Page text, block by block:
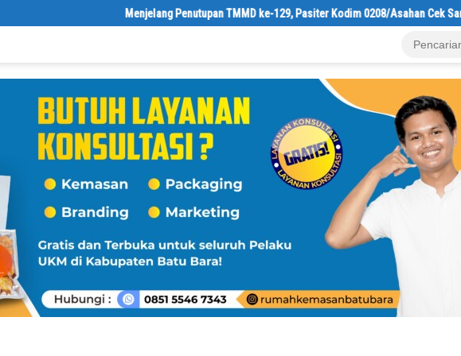
Menjelang Penutupan TMMD ke-129, Pasiter Kodim 0208/Asahan Cek Sarana Air